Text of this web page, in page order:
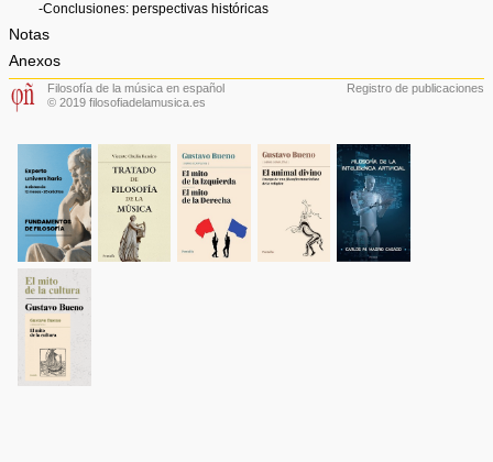
-Conclusiones: perspectivas históricas
Notas
Anexos
Filosofía de la música en español
© 2019 filosofiadelamusica.es
Registro de publicaciones